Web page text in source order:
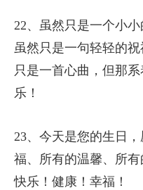
22、虽然只是一个小
虽然只是一句轻轻的
只是一首心曲，但那
乐！
23、今天是您的生日
福、所有的温馨、所
快乐！健康！幸福！